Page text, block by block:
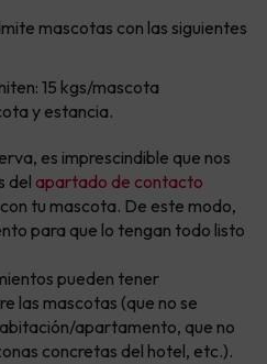
mascotas con las siguientes
15 kgs/mascota
y estancia.
es imprescindible que nos
del apartado de contacto
tu mascota. De este modo,
para que lo tengan todo listo
pueden tener
las mascotas (que no se
apartamento, que no
concretas del hotel, etc.).